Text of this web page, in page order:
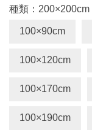
種類：200×200cm
100×90cm
100×120cm
100×170cm
100×190cm